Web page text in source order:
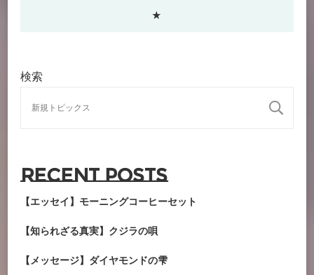
★
検索
Recent Posts
【エッセイ】モーニングコーヒーセット
【知られざる真実】クジラの唄
【メッセージ】ダイヤモンドの雫